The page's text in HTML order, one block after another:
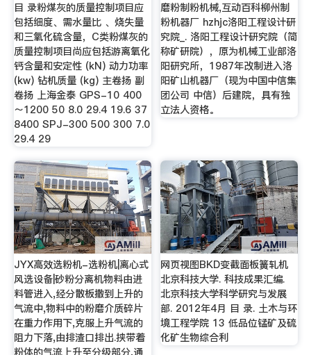
目 录粉煤灰的质量控制项目应
包括细度、需水量比 、烧失量
和三氧化硫含量，C类粉煤灰的
质量控制项目尚应包括游离氧化
钙含量和安定性 (kN) 动力功率
(kw) 钻机质量 (kg) 主卷扬 副
卷扬 上海金泰 GPS-10 400
～1200 50 8.0 29.4 19.6 37
8400 SPJ-300 500 300 7.0
29.4 29
磨粉制粉机械,互动百科柳州制
粉机器厂 hzhjc洛阳工程设计研
究院_. 洛阳工程设计研究院（简
称矿研院），原为机械工业部洛
阳研究所，1987年改制进入洛
阳矿山机器厂（现为中国中信集
团公司 中信）后建院，具有独
立法人资格。
JYX高效选粉机-选粉机|离心式
风选设备|砂粉分离机物料由进
料管进入,经分散板撒到上升的
气流中,物料中的粉磨介质碎片
在重力作用下,克服上升气流的
阻力下落,由排渣口排出.挟带着
粉体的气流上升至分级部分,通
网页视图BKD变截面板簧轧机
北京科技大学. 科技成果汇编.
北京科技大学科学研究与发展
部. 2012年4月 目 录. 土木与环
境工程学院 13 低品位锰矿及硫
化矿生物综合利